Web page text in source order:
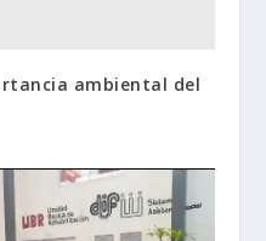
ambiental del